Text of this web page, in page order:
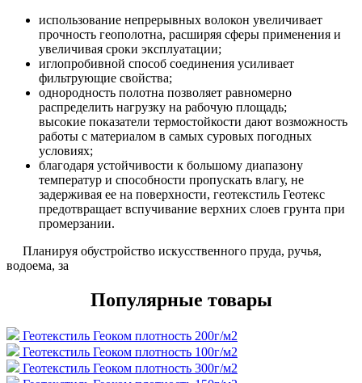
использование непрерывных волокон увеличивает
прочность геополотна, расширяя сферы применения и
увеличивая сроки эксплуатации;
иглопробивной способ соединения усиливает
фильтрующие свойства;
однородность полотна позволяет равномерно
распределить нагрузку на рабочую площадь;
высокие показатели термостойкости дают возможность
работы с материалом в самых суровых погодных
условиях;
благодаря устойчивости к большому диапазону
температур и способности пропускать влагу, не
задерживая ее на поверхности, геотекстиль Геотекс
предотвращает вспучивание верхних слоев грунта при
промерзании.
Планируя обустройство искусственного пруда, ручья,
водоема, за
Популярные товары
Геотекстиль Геоком плотность 200г/м2
Геотекстиль Геоком плотность 100г/м2
Геотекстиль Геоком плотность 300г/м2